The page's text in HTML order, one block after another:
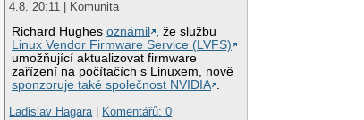
4.8. 20:11 | Komunita
Richard Hughesoznámil
, že službu
Linux Vendor Firmware Service (LVFS)
umožňující aktualizovat firmware
zařízení na počítačích s Linuxem, nově
sponzoruje také společnost NVIDIA .
Ladislav Hagara| Komentářů: 0